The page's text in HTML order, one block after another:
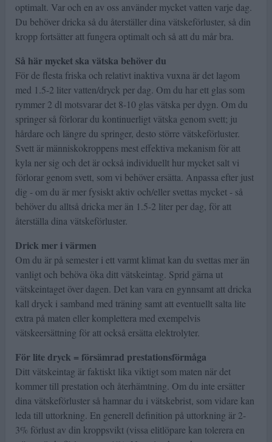
optimalt. Var och en av oss använder mycket vatten varje dag.
Du behöver dricka så du återställer dina vätskeförluster, så din
kropp fortsätter att fungera optimalt och så att du mår bra.
Så här mycket ska vätska behöver du
För de flesta friska och relativt inaktiva vuxna är det lagom
med 1.5-2 liter vatten/dryck per dag. Om du har ett glas som
rymmer 2 dl motsvarar det 8-10 glas vätska per dygn. Om du
springer så förlorar du kontinuerligt vätska genom svett; ju
hårdare och längre du springer, desto större vätskeförluster.
Svett är människokroppens mest effektiva mekanism för att
kyla ner sig och det är också individuellt hur mycket salt vi
förlorar genom svett, som vi behöver ersätta. Anpassa efter just
dig - om du är mer fysiskt aktiv och/eller svettas mycket - så
behöver du alltså dricka mer än 1.5-2 liter per dag, för att
återställa dina vätskeförluster.
Drick mer i värmen
Om du är på semester i ett varmt klimat kan du svettas mer än
vanligt och behöva öka ditt vätskeintag. Sprid gärna ut
vätskeintaget över dagen. Det kan vara en gynnsamt att dricka
kall dryck i samband med träning samt att eventuellt salta lite
extra på maten eller komplettera med exempelvis
vätskeersättning för att också ersätta elektrolyter.
För lite dryck = försämrad prestationsförmåga
Ditt vätskeintag är faktiskt lika viktigt som maten när det
kommer till prestation och återhämtning. Om du inte ersätter
dina vätskeförluster så hamnar du i vätskebrist, som vidare kan
leda till uttorkning. En generell definition på uttorkning är 2-
3% förlust av din kroppsvikt (vissa elitlöpare kan tolerera en